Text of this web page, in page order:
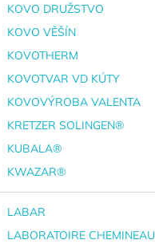
KOVO DRUŽSTVO
KOVO VĚŠÍN
KOVOTHERM
KOVOTVAR VD KÚTY
KOVOVÝROBA VALENTA
KRETZER SOLINGEN®
KUBALA®
KWAZAR®
LABAR
LABORATOIRE CHEMINEAU